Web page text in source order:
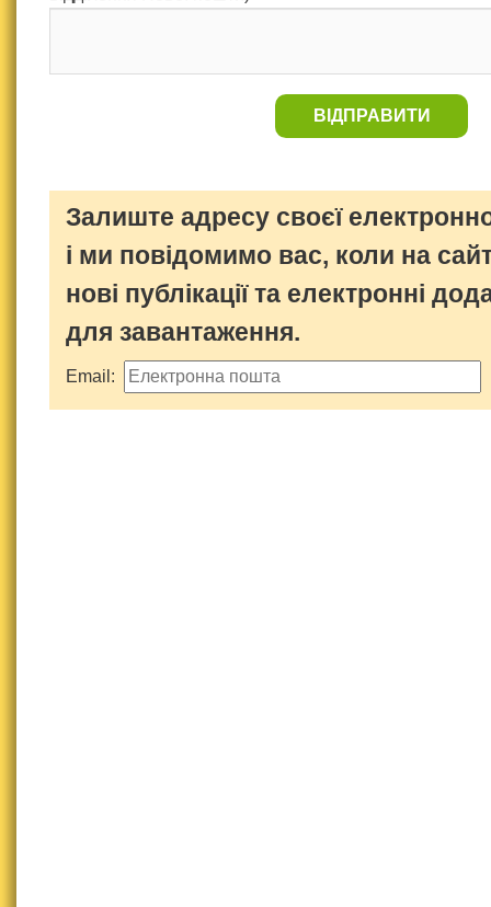
ВІДПРАВИТИ
Залиште адресу своєї
і ми повідомимо вас, коли на
нові публікації та електронні
для завантаження.
Email: